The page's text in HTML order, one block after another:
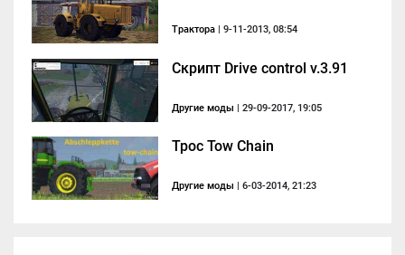
Трактора | 9-11-2013, 08:54
Скрипт Drive control v.3.91
Другие моды | 29-09-2017, 19:05
Трос Tow Chain
Другие моды | 6-03-2014, 21:23